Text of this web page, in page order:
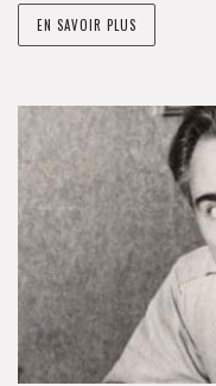
EN SAVOIR PLUS